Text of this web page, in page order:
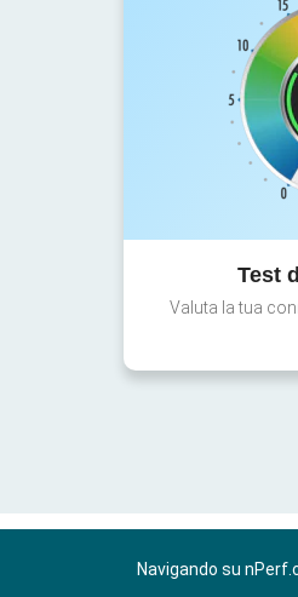
Test
Valuta la tua
Navigando su